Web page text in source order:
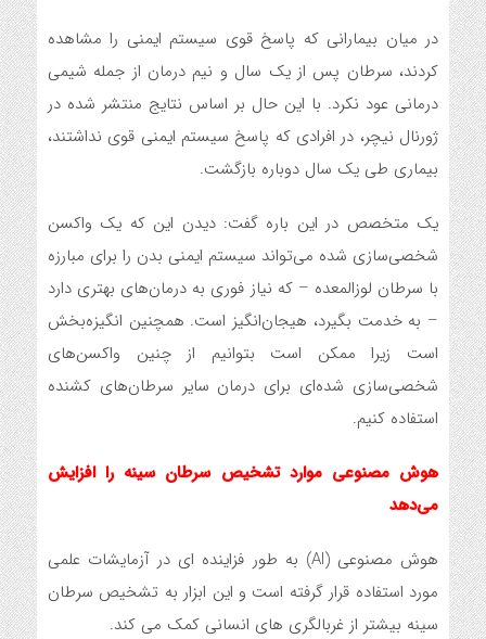
در میان بیمارانی که پاسخ قوی سیستم ایمنی را مشاهده
کردند، سرطان پس از یک سال و نیم درمان از جمله شیمی
درمانی عود نکرد. با این حال بر اساس نتایج منتشر شده در
ژورنال نیچر، در افرادی که پاسخ سیستم ایمنی قوی نداشتند،
بیماری طی یک سال دوباره بازگشت.
یک متخصص در این باره گفت: دیدن این که یک واکسن
شخصی‌سازی شده می‌تواند سیستم ایمنی بدن را برای مبارزه
با سرطان لوزالمعده – که نیاز فوری به درمان‌های بهتری دارد
– به خدمت بگیرد، هیجان‌انگیز است. همچنین انگیزه‌بخش
است زیرا ممکن است بتوانیم از چنین واکسن‌های
شخصی‌سازی شده‌ای برای درمان سایر سرطان‌های کشنده
استفاده کنیم.
هوش مصنوعی موارد تشخیص سرطان سینه را افزایش
می‌دهد
هوش مصنوعی (AI) به طور فزاینده ای در آزمایشات علمی
مورد استفاده قرار گرفته است و این ابزار به تشخیص سرطان
سینه بیشتر از غربالگری های انسانی کمک می کند.